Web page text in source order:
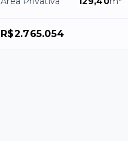
R$2.765.054